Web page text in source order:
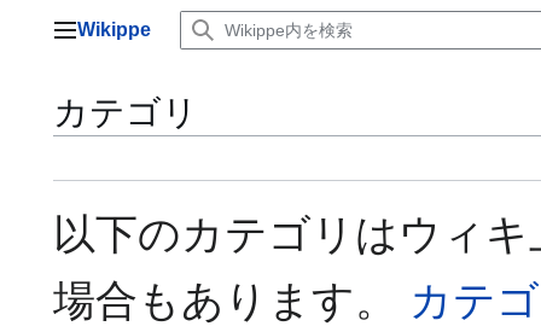
メインメニュー
Wikippe
カテゴリ
以下のカテゴリはウィ
場合もあります。
カテ